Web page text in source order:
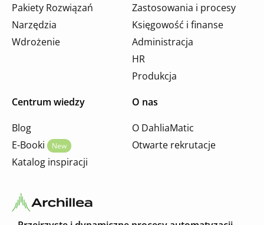
Pakiety Rozwiązań
Narzędzia
Wdrożenie
Zastosowania i procesy
Księgowość i finanse
Administracja
HR
Produkcja
Centrum wiedzy
Blog
E-Booki
New
Katalog inspiracji
O nas
O DahliaMatic
Otwarte rekrutacje